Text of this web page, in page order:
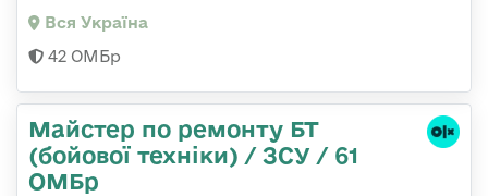
Вся Україна
42 ОМБр
Майстер по ремонту БТ
(бойової техніки) / ЗСУ / 61
ОМБр